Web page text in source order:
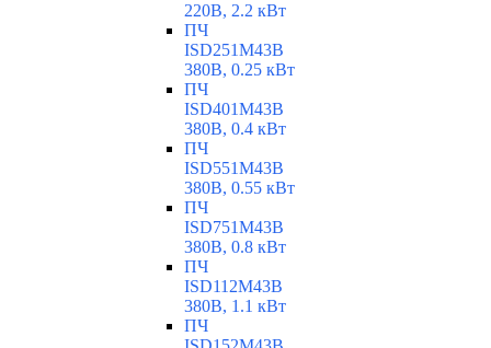
220В, 2.2 кВт
ПЧ
ISD251M43B
380В, 0.25 кВт
ПЧ
ISD401M43B
380В, 0.4 кВт
ПЧ
ISD551M43B
380В, 0.55 кВт
ПЧ
ISD751M43B
380В, 0.8 кВт
ПЧ
ISD112M43B
380В, 1.1 кВт
ПЧ